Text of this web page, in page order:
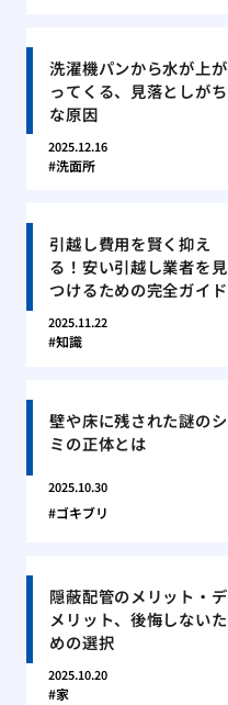
洗濯機パンから水が上が
ってくる、見落としがち
な原因
2025.12.16
洗面所
引越し費用を賢く抑え
る！安い引越し業者を見
つけるための完全ガイド
2025.11.22
知識
壁や床に残された謎のシ
ミの正体とは
2025.10.30
ゴキブリ
隠蔽配管のメリット・デ
メリット、後悔しないた
めの選択
2025.10.20
家